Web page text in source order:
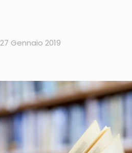
27 Gennaio 2019